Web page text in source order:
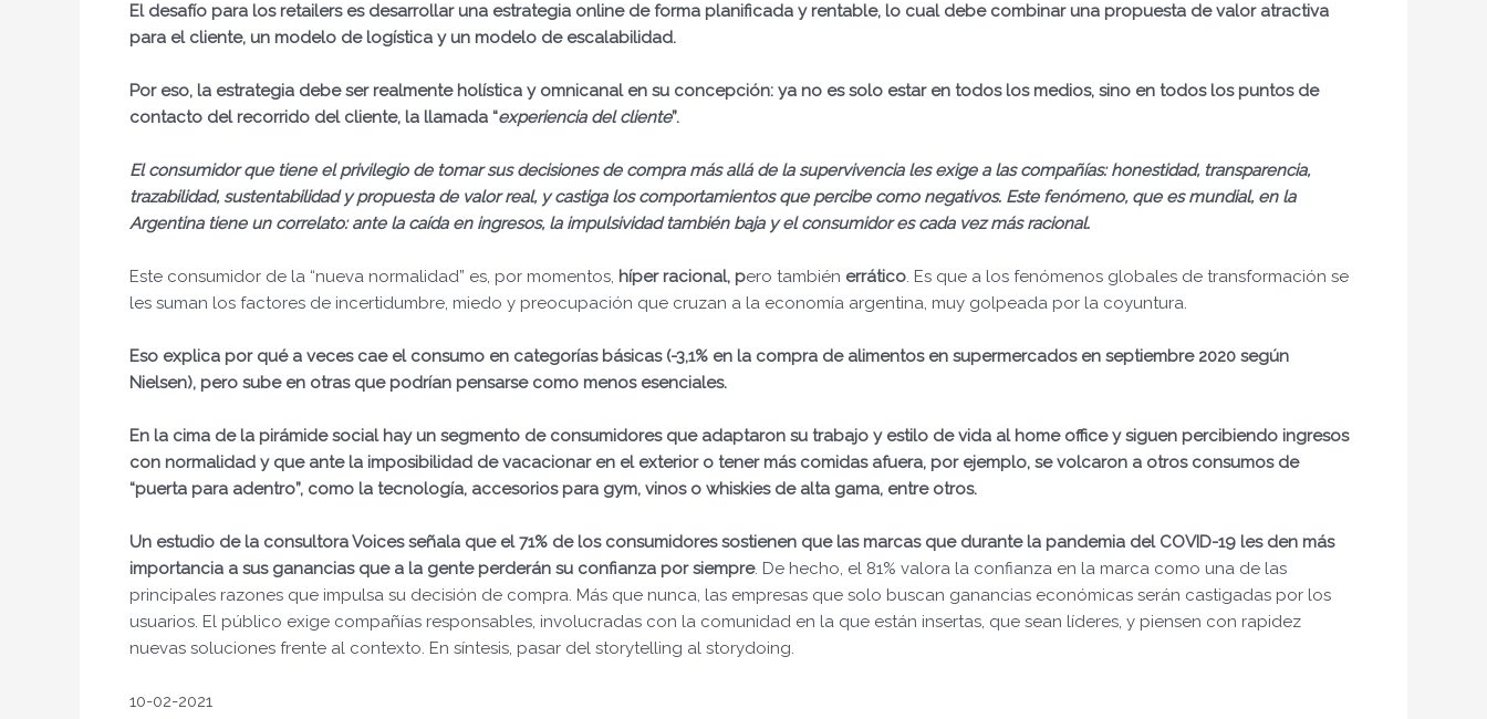
El desafío para los retailers es desarrollar una estrategia online de forma planificada y rentable, lo cual debe combinar una propuesta de valor atractiva
para el cliente, un modelo de logística y un modelo de escalabilidad.
Por eso, la estrategia debe ser realmente holística y omnicanal en su concepción: ya no es solo estar en todos los medios, sino en todos los puntos de
contacto del recorrido del cliente, la llamada “experiencia del cliente”.
El consumidor que tiene el privilegio de tomar sus decisiones de compra más allá de la supervivencia les exige a las compañías: honestidad, transparencia,
trazabilidad, sustentabilidad y propuesta de valor real, y castiga los comportamientos que percibe como negativos. Este fenómeno, que es mundial, en la
Argentina tiene un correlato: ante la caída en ingresos, la impulsividad también baja y el consumidor es cada vez más racional.
Este consumidor de la “nueva normalidad” es, por momentos, híper racional, pero también errático. Es que a los fenómenos globales de transformación se
les suman los factores de incertidumbre, miedo y preocupación que cruzan a la economía argentina, muy golpeada por la coyuntura.
Eso explica por qué a veces cae el consumo en categorías básicas (-3,1% en la compra de alimentos en supermercados en septiembre 2020 según
Nielsen), pero sube en otras que podrían pensarse como menos esenciales.
En la cima de la pirámide social hay un segmento de consumidores que adaptaron su trabajo y estilo de vida al home office y siguen percibiendo ingresos
con normalidad y que ante la imposibilidad de vacacionar en el exterior o tener más comidas afuera, por ejemplo, se volcaron a otros consumos de
“puerta para adentro”, como la tecnología, accesorios para gym, vinos o whiskies de alta gama, entre otros.
Un estudio de la consultora Voices señala que el 71% de los consumidores sostienen que las marcas que durante la pandemia del COVID-19 les den más
importancia a sus ganancias que a la gente perderán su confianza por siempre. De hecho, el 81% valora la confianza en la marca como una de las
principales razones que impulsa su decisión de compra. Más que nunca, las empresas que solo buscan ganancias económicas serán castigadas por los
usuarios. El público exige compañías responsables, involucradas con la comunidad en la que están insertas, que sean líderes, y piensen con rapidez
nuevas soluciones frente al contexto. En síntesis, pasar del storytelling al storydoing.
10-02-2021